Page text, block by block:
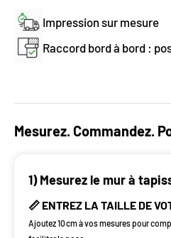
Impression sur mesure
Raccord bord à bord :
Mesurez. Commandez.
1) Mesurez le mur à
📏 ENTREZ LA TAILLE DE
Ajoutez 10 cm à vos mesures pour